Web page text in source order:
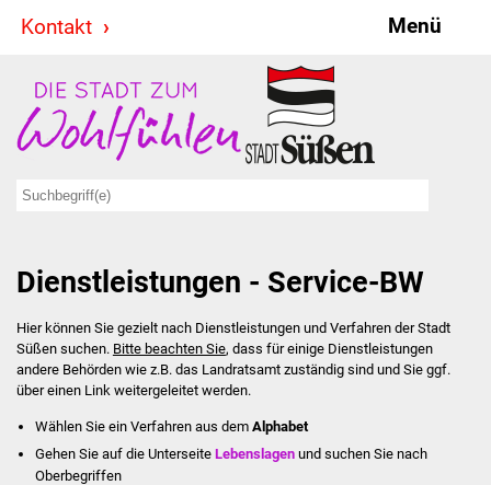
Kontakt Menü
Stadt & Politik
Bürgermeister
Ausschüsse
Ratsinformationssystem
Jugendbeirat
Summerrockfestival
Dienstleistungen - Service-BW
Hier können Sie gezielt nach Dienstleistungen und Verfahren der Stadt
Süßen suchen. Bitte beachten Sie, dass für einige Dienstleistungen
andere Behörden wie z.B. das Landratsamt zuständig sind und Sie ggf.
über einen Link weitergeleitet werden.
Wählen Sie ein Verfahren aus dem Alphabet
Gehen Sie auf die UnterseiteLebenslagen und suchen Sie nach
Oberbegriffen